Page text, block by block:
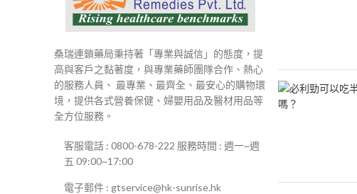
桑瑞連鎖藥局秉持著「專業與誠信」的態度，提
高與客戶之黏著度，與專業藥師團隊合作、熱心
的服務人員、 最專業、最齊全、最安心的購物環
境，提供各式營養保健、婦嬰用品及醫材用品等
全方位服務。
客服電話 : 0800-678-222 服務時間 : 週一~週
五 09:00~17:00
電子郵件 : gtservice@hk-sunrise.hk